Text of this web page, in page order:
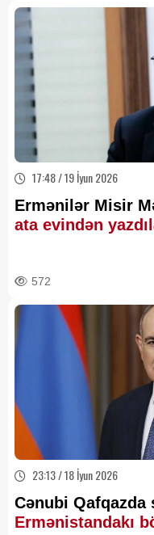
17:48 / 19 İyun 2026
Ermənilər Misir
ata evindən
572
23:13 / 18 İyun 2026
Cənubi Qafqazda
Ermənistandakı